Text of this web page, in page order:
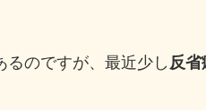
のですが、最近少し 反省